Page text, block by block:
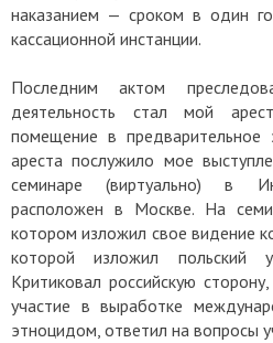
наказанием — сроком в один
кассационной инстанции.
Последним актом
деятельность стал мой
помещение в
ареста послужило мое
семинаре (виртуально) в
расположен в Москве. На
котором изложил свое видение
которой изложил польский
Критиковал российскую
участие в выработке
этноцидом, ответил на вопросы